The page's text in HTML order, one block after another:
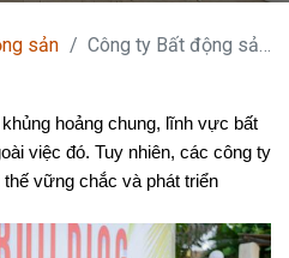
sản
Công ty Bất động sản TPHCM
hoảng chung, lĩnh vực bất
việc đó. Tuy nhiên, các công ty
vững chắc và phát triển